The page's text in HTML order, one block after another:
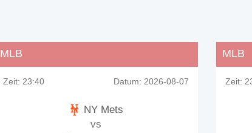
MLB
Zeit: 23:40 Datum: 2026-08-07
NY Mets
vs
MLB
Zeit: